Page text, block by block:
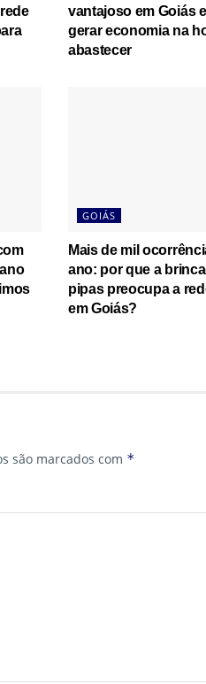
vantajoso em Goiás
gerar economia na
abastecer
GOIÁS
Mais de mil
ano: por que a
pipas preocupa a
em Goiás?
são marcados com *